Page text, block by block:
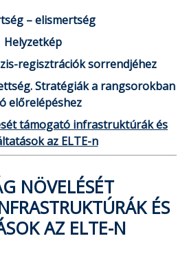
– elismertség
Helyzetkép
regisztrációk sorrendjéhez
Stratégiák a rangsorokban
előrelépéshez
támogató infrastruktúrák és
az ELTE-n
NÖVELÉSÉT
ÉS
AZ ELTE-N